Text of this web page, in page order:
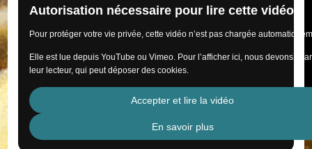
Autorisation nécessaire pour lire cette vidéo
Pour protéger votre vie privée, cette vidéo n’est pas chargée
Elle est lue depuis YouTube ou Vimeo. Pour l’afficher ici, nous devons
leur lecteur, qui peut déposer des cookies.
Accepter et lire la vidéo
En savoir plus